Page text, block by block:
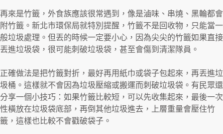
再來是竹籤，外食族應該很常遇到，像是滷味、串燒、黑輪都會
附竹籤。新北市環保局就特別提醒，竹籤不是回收物，只能當一
般垃圾處理。但丟的時候一定要小心，因為尖尖的竹籤如果直接
丟進垃圾袋，很可能刺破垃圾袋，甚至會傷到清潔隊員。
正確做法是把竹籤對折，最好再用紙巾或袋子包起來，再丟進垃
圾桶。這樣就不會因為垃圾壓縮或搬運而刺破垃圾袋。有民眾還
分享一個小技巧：如果竹籤比較短，可以先收集起來，最後一次
性橫放在垃圾袋底部，再倒其他垃圾進去，上層重量會壓住竹
籤，這樣也比較不會戳破袋子。